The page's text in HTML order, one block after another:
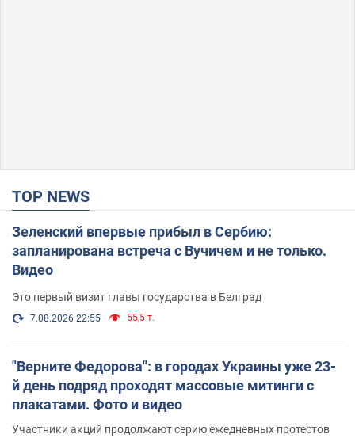
TOP NEWS
Зеленский впервые прибыл в Сербию:
запланирована встреча с Вучичем и не только.
Видео
Это первый визит главы государства в Белград
7.08.2026 22:55 55,5 т.
"Верните Федорова": в городах Украины уже 23-
й день подряд проходят массовые митинги с
плакатами. Фото и видео
Участники акций продолжают серию ежедневных протестов